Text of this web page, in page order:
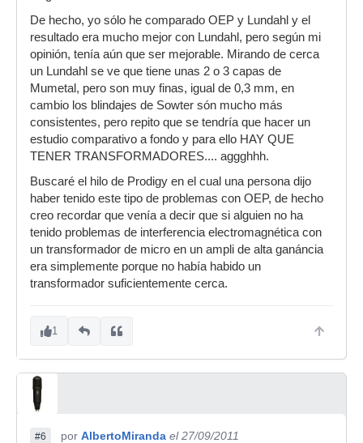
De hecho, yo sólo he comparado OEP y Lundahl y el
resultado era mucho mejor con Lundahl, pero según mi
opinión, tenía aún que ser mejorable. Mirando de cerca
un Lundahl se ve que tiene unas 2 o 3 capas de
Mumetal, pero son muy finas, igual de 0,3 mm, en
cambio los blindajes de Sowter són mucho más
consistentes, pero repito que se tendría que hacer un
estudio comparativo a fondo y para ello HAY QUE
TENER TRANSFORMADORES.... aggghhh.
Buscaré el hilo de Prodigy en el cual una persona dijo
haber tenido este tipo de problemas con OEP, de hecho
creo recordar que venía a decir que si alguien no ha
tenido problemas de interferencia electromagnética con
un transformador de micro en un ampli de alta ganáncia
era simplemente porque no había habido un
transformador suficientemente cerca.
1
#6 por AlbertoMiranda el 27/09/2011